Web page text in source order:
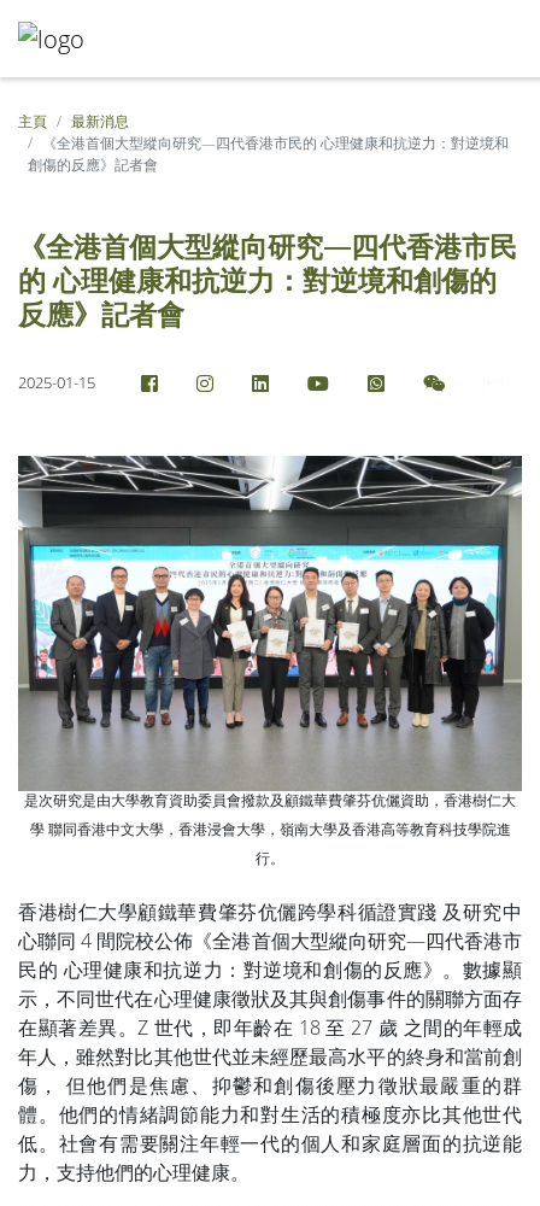
主頁
最新消息
《全港首個大型縱向研究—四代香港市民的 心理健康和抗逆力：對逆境和
創傷的反應》記者會
《全港首個大型縱向研究—四代香港市民
的 心理健康和抗逆力：對逆境和創傷的
反應》記者會
2025-01-15
是次研究是由大學教育資助委員會撥款及顧鐵華費肇芬伉儷資助，香港樹仁大
學 聯同香港中文大學，香港浸會大學，嶺南大學及香港高等教育科技學院進
行。
香港樹仁大學顧鐵華費肇芬伉儷跨學科循證實踐 及研究中
心聯同 4 間院校公佈《全港首個大型縱向研究—四代香港市
民的 心理健康和抗逆力：對逆境和創傷的反應》。數據顯
示，不同世代在心理健康徵狀及其與創傷事件的關聯方面存
在顯著差異。Z 世代，即年齡在 18 至 27 歲 之間的年輕成
年人，雖然對比其他世代並未經歷最高水平的終身和當前創
傷， 但他們是焦慮、抑鬱和創傷後壓力徵狀最嚴重的群
體。他們的情緒調節能力和對生活的積極度亦比其他世代
低。社會有需要關注年輕一代的個人和家庭層面的抗逆能
力，支持他們的心理健康。